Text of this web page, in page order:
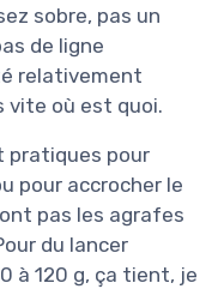
sobre, pas un
de ligne
relativement
vite où est quoi.
pratiques pour
pour accrocher le
pas les agrafes
du lancer
à 120 g, ça tient, je